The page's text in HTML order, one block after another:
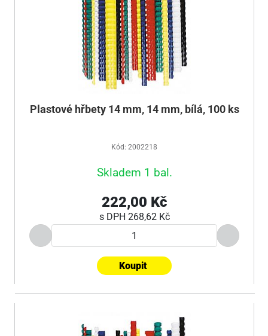
Plastové hřbety 14 mm, 14 mm, bílá, 100 ks
Kód: 2002218
Skladem 1 bal.
222,00 Kč
s DPH 268,62 Kč
Koupit